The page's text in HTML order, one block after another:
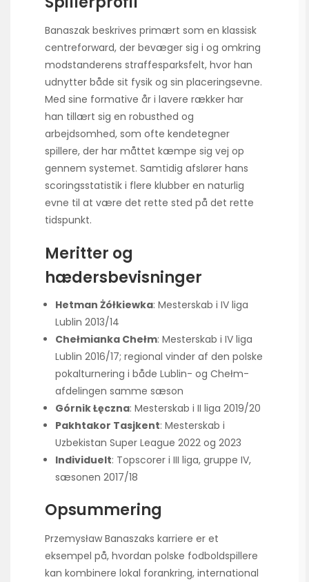
Banaszak beskrives primært som en klassisk
centreforward, der bevæger sig i og omkring
modstanderens straffesparksfelt, hvor han
udnytter både sit fysik og sin placeringsevne.
Med sine formative år i lavere rækker har
han tillært sig en robusthed og
arbejdsomhed, som ofte kendetegner
spillere, der har måttet kæmpe sig vej op
gennem systemet. Samtidig afslører hans
scoringsstatistik i flere klubber en naturlig
evne til at være det rette sted på det rette
tidspunkt.
Meritter og
hædersbevisninger
Hetman Żółkiewka: Mesterskab i IV liga
Lublin 2013/14
Chełmianka Chełm: Mesterskab i IV liga
Lublin 2016/17; regional vinder af den polske
pokalturnering i både Lublin- og Chełm-
afdelingen samme sæson
Górnik Łęczna: Mesterskab i II liga 2019/20
Pakhtakor Tasjkent: Mesterskab i
Uzbekistan Super League 2022 og 2023
Individuelt: Topscorer i III liga, gruppe IV,
sæsonen 2017/18
Opsummering
Przemysław Banaszaks karriere er et
eksempel på, hvordan polske fodboldspillere
kan kombinere lokal forankring, international